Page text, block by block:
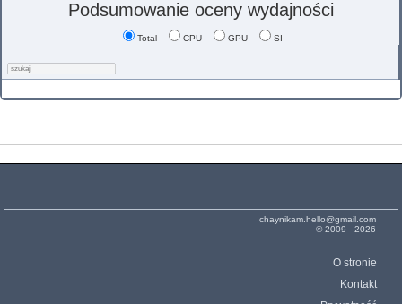
Podsumowanie oceny wydajności
Total CPU GPU SI
chaynikam.hello@gmail.com
© 2009 - 2026
O stronie
Kontakt